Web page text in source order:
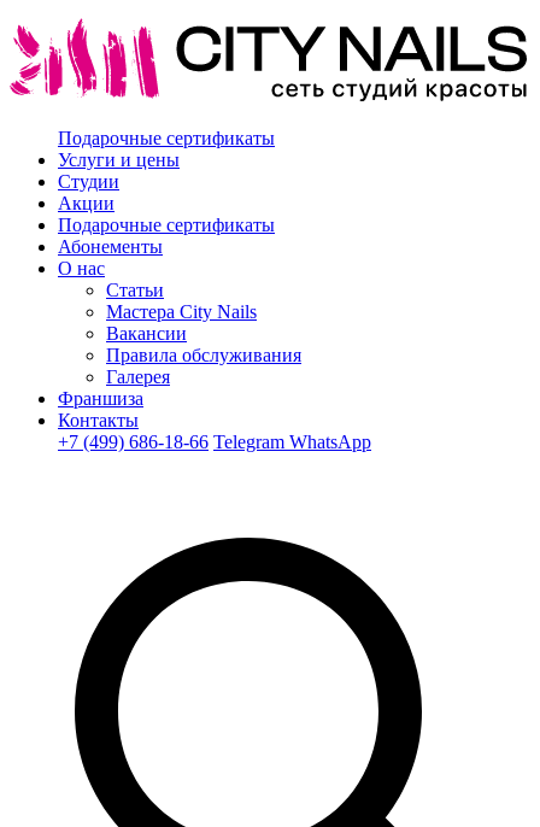
Подарочные сертификаты
Услуги и цены
Студии
Акции
Подарочные сертификаты
Абонементы
О нас
Статьи
Мастера City Nails
Вакансии
Правила обслуживания
Галерея
Франшиза
Контакты
+7 (499) 686-18-66 Telegram WhatsApp